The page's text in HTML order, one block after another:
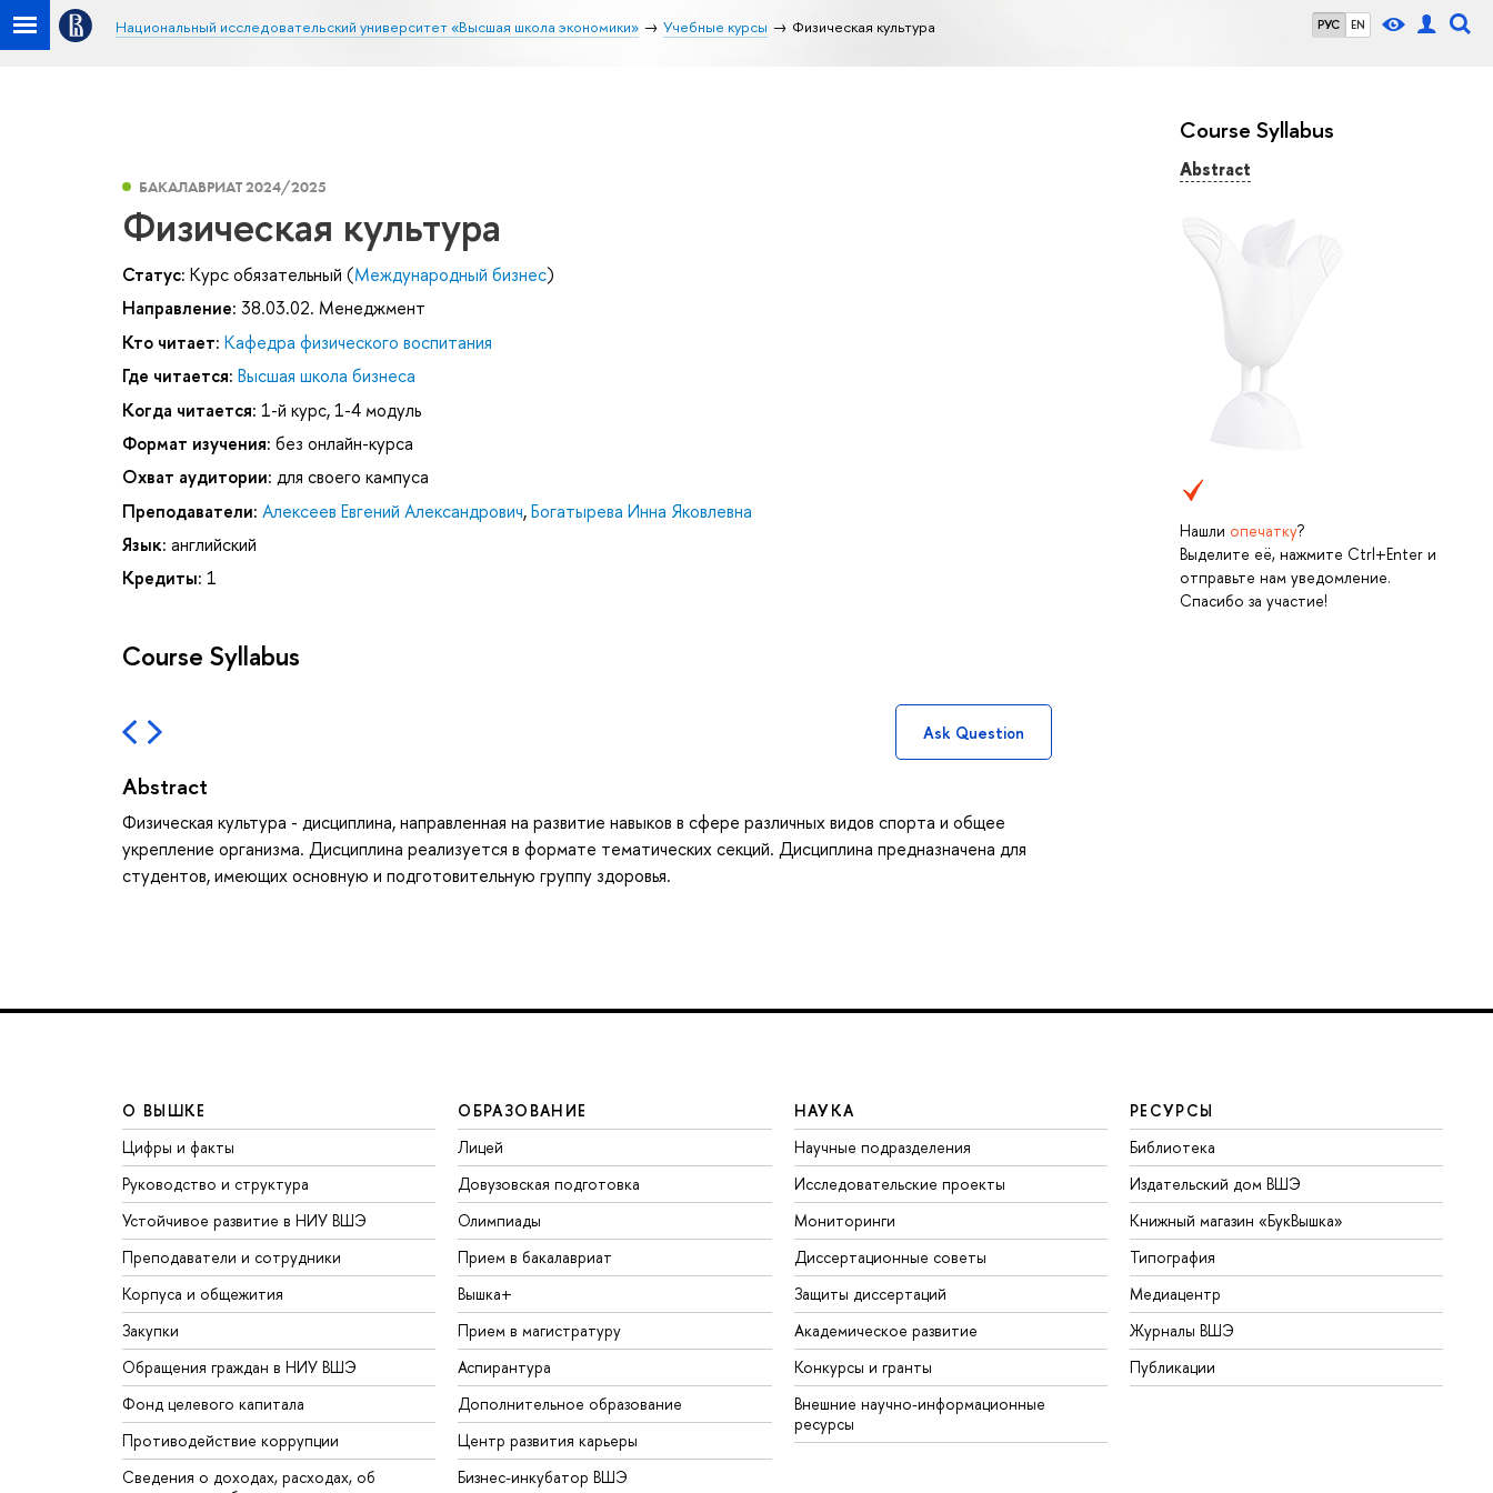
РУС EN
Национальный исследовательский университет «Высшая школа экономики» Учебные курсы Физическая культура
Course Syllabus
Abstract
Нашли опечатку?
Выделите её, нажмите Ctrl+Enter и
отправьте нам уведомление.
Спасибо за участие!
БАКАЛАВРИАТ 2024/2025
Физическая культура
Статус: Курс обязательный (Международный бизнес)
Направление: 38.03.02. Менеджмент
Кто читает: Кафедра физического воспитания
Где читается: Высшая школа бизнеса
Когда читается: 1-й курс, 1-4 модуль
Формат изучения: без онлайн-курса
Охват аудитории: для своего кампуса
Преподаватели: Алексеев Евгений Александрович,Богатырева Инна Яковлевна
Язык: английский
Кредиты: 1
Course Syllabus
Ask Question
Abstract
Физическая культура - дисциплина, направленная на развитие навыков в сфере различных видов спорта и общее
укрепление организма. Дисциплина реализуется в формате тематических секций. Дисциплина предназначена для
студентов, имеющих основную и подготовительную группу здоровья.
О ВЫШКЕ
Цифры и факты
Руководство и структура
Устойчивое развитие в НИУ ВШЭ
Преподаватели и сотрудники
Корпуса и общежития
Закупки
Обращения граждан в НИУ ВШЭ
Фонд целевого капитала
Противодействие коррупции
Сведения о доходах, расходах, об
ОБРАЗОВАНИЕ
Лицей
Довузовская подготовка
Олимпиады
Прием в бакалавриат
Вышка+
Прием в магистратуру
Аспирантура
Дополнительное образование
Центр развития карьеры
Бизнес-инкубатор ВШЭ
НАУКА
Научные подразделения
Исследовательские проекты
Мониторинги
Диссертационные советы
Защиты диссертаций
Академическое развитие
Конкурсы и гранты
Внешние научно-информационные
ресурсы
РЕСУРСЫ
Библиотека
Издательский дом ВШЭ
Книжный магазин «БукВышка»
Типография
Медиацентр
Журналы ВШЭ
Публикации